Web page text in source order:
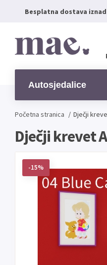
Besplatna dostava iznad
Autosjedalice
Početna stranica / Dječji
Dječji krevet
-15%